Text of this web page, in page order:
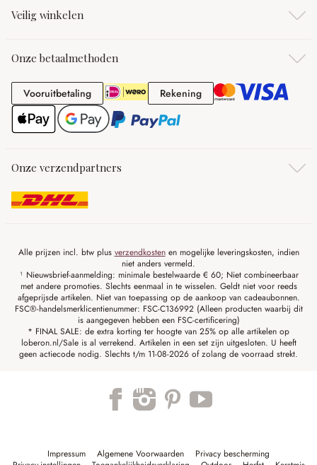
Veilig winkelen
Onze betaalmethoden
VooruitbetalingVooruitbetaling RekeningRekening
Onze verzendpartners
Alle prijzen incl. btw plus verzendkostenen mogelijke leveringskosten, indien
niet anders vermeld.
¹ Nieuwsbrief-aanmelding: minimale bestelwaarde € 60; Niet combineerbaar
met andere promoties. Slechts eenmaal in te wisselen. Geldt niet voor reeds
afgeprijsde artikelen. Niet van toepassing op de aankoop van cadeaubonnen.
FSC®-handelsmerklicentienummer: FSC-C136992 (Alleen producten waarbij dit
is aangegeven hebben een FSC-certificering)
* FINAL SALE: de extra korting ter hoogte van 25% op alle artikelen op
loberon.nl/Sale is al verrekend. Artikelen in een set zijn uitgesloten. U heeft
geen actiecode nodig. Slechts t/m 11-08-2026 of zolang de voorraad strekt.
Impressum Algemene Voorwaarden
Privacy bescherming